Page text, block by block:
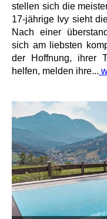
stellen sich die
17-jährige Ivy sieht
Nach einer
sich am liebsten
der Hoffnung, ihrer
helfen, melden ihre...